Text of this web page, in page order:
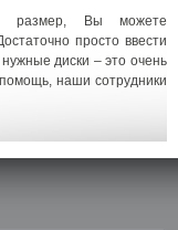
размер, Вы можете
просто ввести
диски – это очень
наши сотрудники